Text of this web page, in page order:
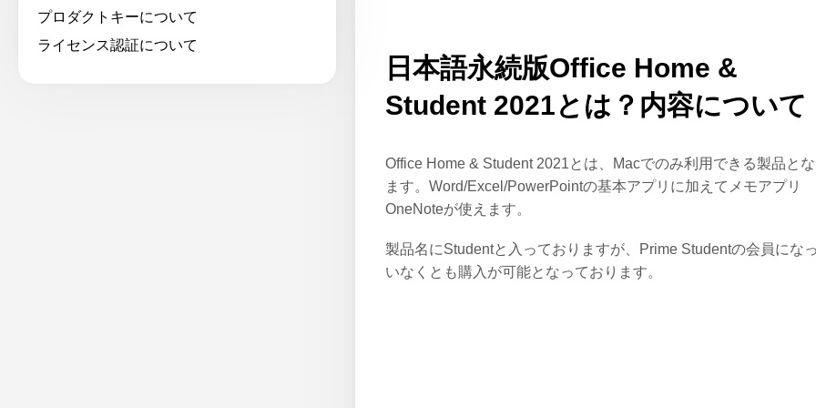
プロダクトキーについて
ライセンス認証について
日本語永続版Office Home &
Student 2021とは？内容について
Office Home & Student 2021とは、Macでのみ利用できる製品とな
ます。Word/Excel/PowerPointの基本アプリに加えてメモアプリ
OneNoteが使えます。
製品名にStudentと入っておりますが、Prime Studentの会員にな
いなくとも購入が可能となっております。